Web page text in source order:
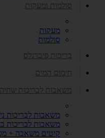
סולמות ומעקות
מעקות
סולמות
בריכות פיברגלס
חימום המים
משאבות לבריכות שחיה
משאבות לבריכות
משאבות לבריכות
קיטים משאבה +